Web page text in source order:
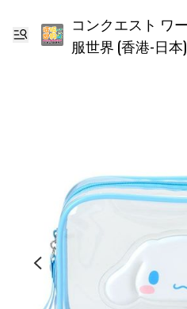
コンクエスト ワールド 征
服世界 (香港-日本)